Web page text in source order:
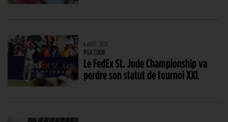
6 AOÛT. 2026
PGA TOUR
Le FedEx St. Jude Championship va
perdre son statut de tournoi XXL